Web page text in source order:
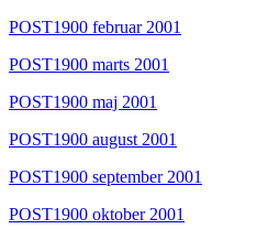
POST1900 februar 2001
POST1900 marts 2001
POST1900 maj 2001
POST1900 august 2001
POST1900 september 2001
POST1900 oktober 2001